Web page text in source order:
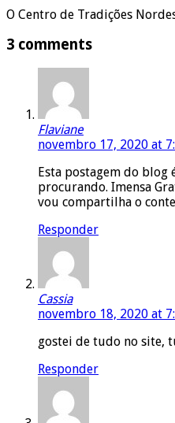
O Centro de Tradições
3 comments
Flaviane
novembro 17, 2020 at
Esta postagem do blog
procurando. Imensa
vou compartilha o
Responder
Cassia
novembro 18, 2020 at
gostei de tudo no site,
Responder